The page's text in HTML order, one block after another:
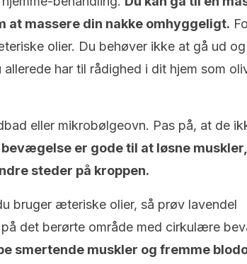
at massere din nakke omhyggeligt.
olier. Du behøver ikke at gå ud
har til rådighed i dit hjem som
eller mikrobølgeovn. Pas på, at de
er gode til at løsne
steder på kroppen.
bruger æteriske olier, så prøv lavendel
det berørte område med cirkulære
smertende muskler og fremme